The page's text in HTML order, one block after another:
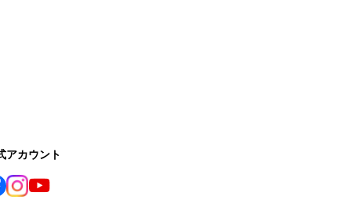
アカウント